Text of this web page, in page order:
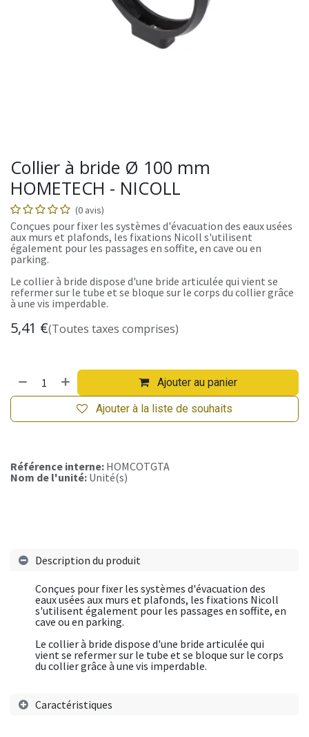
Collier à bride Ø 100 mm
HOMETECH - NICOLL
(0 avis)
Conçues pour fixer les systèmes d'évacuation des eaux usées
aux murs et plafonds, les fixations Nicoll s'utilisent
également pour les passages en soffite, en cave ou en
parking.
Le collier à bride dispose d'une bride articulée qui vient se
refermer sur le tube et se bloque sur le corps du collier grâce
à une vis imperdable.
5,41 €(Toutes taxes comprises)
Ajouter au panier
Ajouter à la liste de souhaits
Référence interne: HOMCOTGTA
Nom de l'unité: Unité(s)
Description du produit
Conçues pour fixer les systèmes d'évacuation des
eaux usées aux murs et plafonds, les fixations Nicoll
s'utilisent également pour les passages en soffite, en
cave ou en parking.
Le collier à bride dispose d'une bride articulée qui
vient se refermer sur le tube et se bloque sur le corps
du collier grâce à une vis imperdable.
Caractéristiques